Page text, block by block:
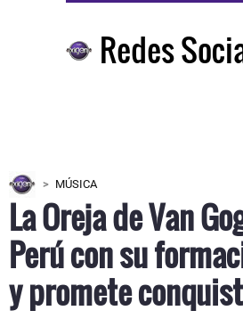
Redes
MÚSICA
La Oreja de Van
Perú con su
y promete